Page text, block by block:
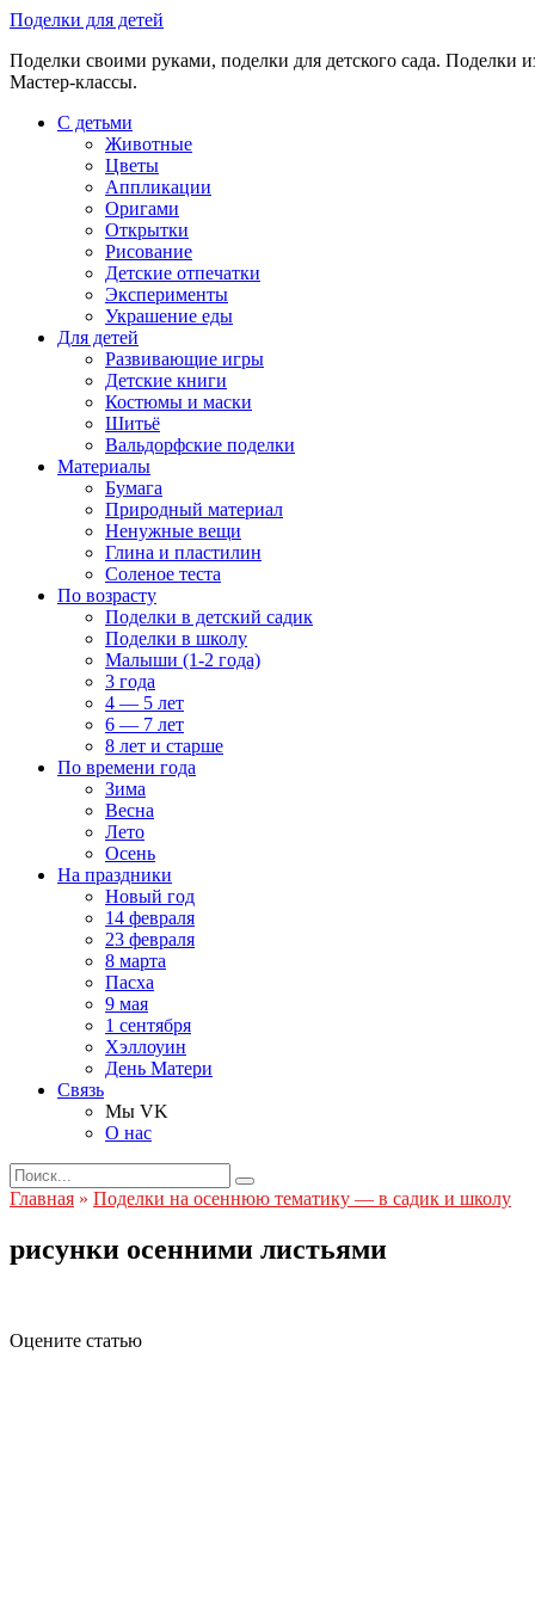
Skip
content
Поделки для детей
Поделки своими руками, поделки для детского сада. Поделки
Мастер-классы.
С детьми
Животные
Цветы
Аппликации
Оригами
Открытки
Рисование
Детские отпечатки
Эксперименты
Украшение еды
Для детей
Развивающие игры
Детские книги
Костюмы и маски
Шитьё
Вальдорфские поделки
Материалы
Бумага
Природный материал
Ненужные вещи
Глина и пластилин
Соленое теста
По возрасту
Поделки в детский садик
Поделки в школу
Малыши (1-2 года)
3 года
4 — 5 лет
6 — 7 лет
8 лет и старше
По времени года
Зима
Весна
Лето
Осень
На праздники
Новый год
14 февраля
23 февраля
8 марта
Пасха
9 мая
1 сентября
Хэллоуин
День Матери
Связь
Мы VK
О нас
Search
for:
Главная » Поделки на осеннюю тематику — в садик и школу
рисунки осенними листьями
Оцените статью